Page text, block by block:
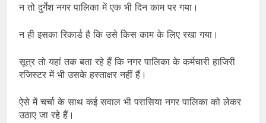
न तो दुर्गेश नगर पालिका में एक भी दिन काम पर गया।
न ही इसका रिकार्ड है कि उसे किस काम के लिए रखा गया।
सूत्र तो यहां तक बता रहे हैं कि नगर पालिका के कर्मचारी हाजिरी
रजिस्टर में भी उसके हस्ताक्षर नहीं हैं।
ऐसे में चर्चा के साथ कई सवाल भी परासिया नगर पालिका को लेकर
उठाए जा रहे हैं।